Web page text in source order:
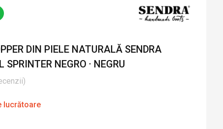
DIN PIELE NATURALĂ SENDRA
NEGRO · NEGRU
)
lucrătoare